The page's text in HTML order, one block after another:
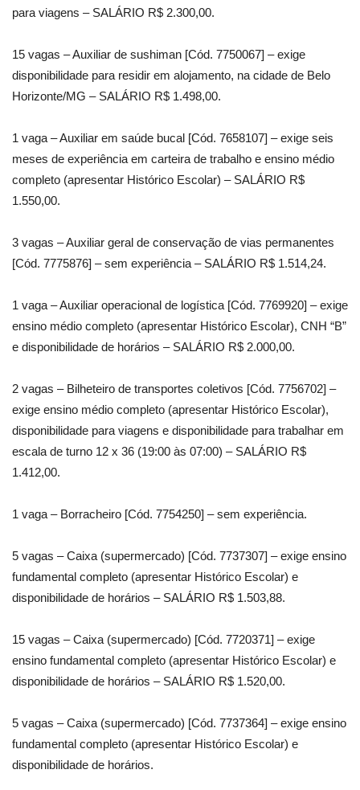
para viagens – SALÁRIO R$ 2.300,00.
15 vagas – Auxiliar de sushiman [Cód. 7750067] – exige
disponibilidade para residir em alojamento, na cidade de Belo
Horizonte/MG – SALÁRIO R$ 1.498,00.
1 vaga – Auxiliar em saúde bucal [Cód. 7658107] – exige seis
meses de experiência em carteira de trabalho e ensino médio
completo (apresentar Histórico Escolar) – SALÁRIO R$
1.550,00.
3 vagas – Auxiliar geral de conservação de vias permanentes
[Cód. 7775876] – sem experiência – SALÁRIO R$ 1.514,24.
1 vaga – Auxiliar operacional de logística [Cód. 7769920] – exige
ensino médio completo (apresentar Histórico Escolar), CNH “B”
e disponibilidade de horários – SALÁRIO R$ 2.000,00.
2 vagas – Bilheteiro de transportes coletivos [Cód. 7756702] –
exige ensino médio completo (apresentar Histórico Escolar),
disponibilidade para viagens e disponibilidade para trabalhar em
escala de turno 12 x 36 (19:00 às 07:00) – SALÁRIO R$
1.412,00.
1 vaga – Borracheiro [Cód. 7754250] – sem experiência.
5 vagas – Caixa (supermercado) [Cód. 7737307] – exige ensino
fundamental completo (apresentar Histórico Escolar) e
disponibilidade de horários – SALÁRIO R$ 1.503,88.
15 vagas – Caixa (supermercado) [Cód. 7720371] – exige
ensino fundamental completo (apresentar Histórico Escolar) e
disponibilidade de horários – SALÁRIO R$ 1.520,00.
5 vagas – Caixa (supermercado) [Cód. 7737364] – exige ensino
fundamental completo (apresentar Histórico Escolar) e
disponibilidade de horários.